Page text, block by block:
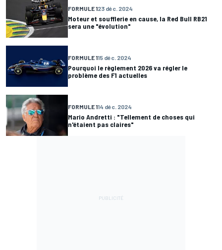
FORMULE 123 déc. 2024
Moteur et soufflerie en cause, la Red Bull RB21
sera une "évolution"
FORMULE 115 déc. 2024
Pourquoi le règlement 2026 va régler le
problème des F1 actuelles
FORMULE 114 déc. 2024
Mario Andretti : "Tellement de choses qui
n'étaient pas claires"